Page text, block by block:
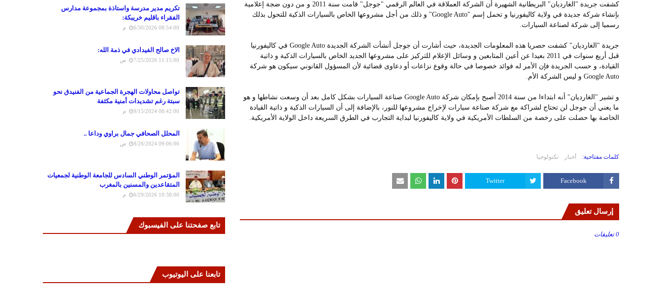
كشفت جريدة "الغارديان" البريطانية الشهيرة أن الشركة العملاقة في العالم الرقمي "جوجل" قامت سنة 2011 و من دون ضجة إعلامية
بإنشاء شركة جديدة في ولاية كاليفورنيا و تحمل إسم "Google Auto" و ذلك من أجل مشروعها الخاص بالسيارات الذكية للتحول بذلك
رسميا إلى شركة لصناعة السيارات.
جريدة "الغارديان" كشفت حصريا هذه المعلومات الجديدة، حيث أشارت أن جوجل أنشأت الشركة الجديدة Google Auto في كاليفورنيا
قبل أربع سنوات في 2011 بعيدا عن أعين المتابعين و وسائل الإعلام للتركيز على مشروعها الجديد الخاص بالسيارات الذكية و ذاتية
القيادة، و حسب الجريدة فإن الأمر له فوائد خصوصا في حالة وقوع نزاعات أو دعاوى قضائية لأن المسؤول القانوني سيكون هو شركة
Google Auto و ليس الشركة الأم.
و تشير "الغارديان" أنه ابتداءا من سنة 2014 أصبح بإمكان شركة Google Auto صناعة السيارات بشكل كامل بعد أن وسعت نشاطها و هو
ما يعني أن جوجل لن تحتاج لشراكة مع شركة صناعة سيارات لإخراج مشروعها للنور، بالإضافة إلى أن السيارات الذكية و ذاتية القيادة
الخاصة بها حصلت على رخصة من السلطات الأمريكية في ولاية كاليفورنيا لبداية التجارب في الطرق السريعة داخل الولاية الأمريكية.
كلمات مفتاحية: أخبار تكنولوجيا
Facebook
Twitter
إرسال تعليق
0 تعليقات
تكريم مدير مدرسة واستاذة بمجموعة مدارس
الفقراء باقليم خريبكة:
6/30/2026 08:54:00 م
الاخ صالح الفيدادي في ذمة الله:
7/25/2026 11:15:00 ص
تواصل محاولات الهجرة الجماعية من الفنيدق نحو
سبتة رغم تشديدات أمنية مكثفة
9/15/2024 08:42:00 م
المحلل الصحافي جمال براوي وداعا ..
8/26/2024 09:06:00 ص
المؤتمر الوطني السادس للجامعة الوطنية لجمعيات
المتقاعدين والمسنين بالمغرب
6/29/2026 10:38:00 م
تابع صفحتنا على الفيسبوك
تابعنا على اليوتيوب